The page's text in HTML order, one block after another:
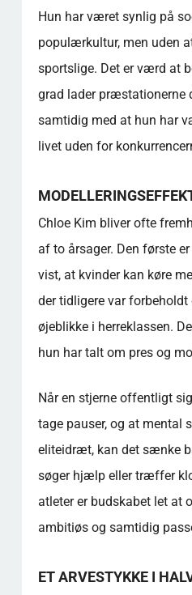
Hun har været synlig på
populærkultur, men uden
sportslige. Det er værd at
grad lader præstationerne
samtidig med at hun har
livet uden for
Chloe Kim bliver ofte
af to årsager. Den første
vist, at kvinder kan køre
der tidligere var
øjeblikke i herreklassen.
hun har talt om pres og
Når en stjerne offentligt
tage pauser, og at mental
eliteidræt, kan det sænke
søger hjælp eller træffer
atleter er budskabet let at
ambitiøs og samtidig
ET ARVESTYKKE I